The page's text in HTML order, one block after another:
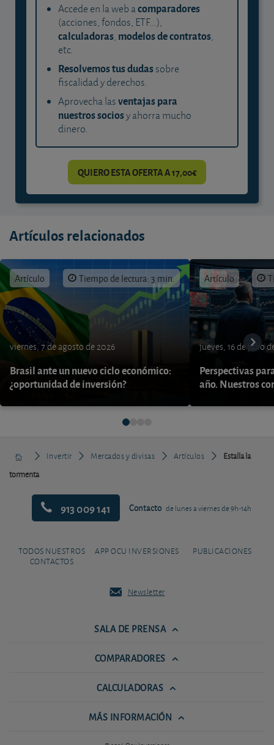
Accede en la web acomparadores
(acciones, fondos, ETF...),
calculadoras, modelos de contratos,
etc.
Resolvemos tus dudassobre
fiscalidad y derechos.
Aprovecha lasventajas para
nuestros sociosy ahorra mucho
dinero.
QUIERO ESTA OFERTA A 17,00€
Artículos relacionados
Artículo Tiempo de lectura: 3 min.
viernes, 7 de agosto de 2026
Brasil ante un nuevo ciclo económico:
¿oportunidad de inversión?
Artículo
jueves, 16 de julio
Perspectivas
año. Nuestros
Invertir Mercados y divisas Artículos
Estalla la
tormenta
913 009 141 Contacto de lunes a viernes de 9h-14h
TODOS NUESTROS
CONTACTOS
APP OCU INVERSIONES PUBLICACIONES
Newsletter
SALA DE PRENSA
COMPARADORES
CALCULADORAS
MÁS INFORMACIÓN